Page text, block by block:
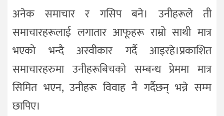
अनेक समाचार र गसिप बने। उनीहरूले ती
समाचारहरूलाई लगातार आफूहरू राम्रो साथी मात्र
भएको भन्दै अस्वीकार गर्दै आइरहे।प्रकाशित
समाचारहरुमा उनीहरूबिचको सम्बन्ध प्रेममा मात्र
सिमित भएन, उनीहरू विवाह नै गर्दैछन् भन्ने सम्म
छापिए।